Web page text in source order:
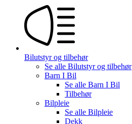
Bilutstyr og tilbehør
Se alle Bilutstyr og tilbehør
Barn I Bil
Se alle Barn I Bil
Tilbehør
Bilpleie
Se alle Bilpleie
Dekk